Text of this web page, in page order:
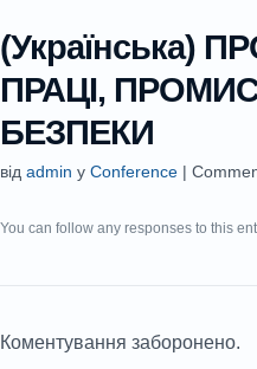
(Українська)
ПРАЦІ,
БЕЗПЕКИ
від admin у Conference |
You can follow any responses to this
Коментування заборонено.